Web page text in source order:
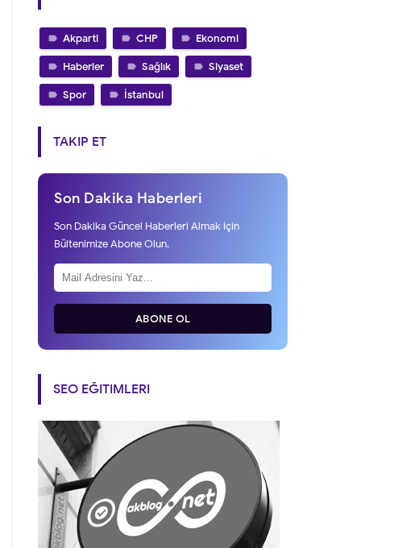
Akparti CHP Ekonomi
Haberler Sağlık Siyaset
Spor İstanbul
TAKIP ET
Son Dakika Haberleri
Son Dakika Güncel Haberleri Almak için
Bültenimize Abone Olun.
ABONE OL
SEO EĞITIMLERI